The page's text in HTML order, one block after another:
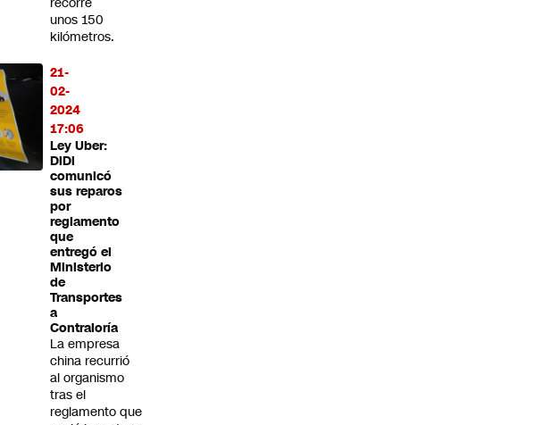
unos 150
kilómetros.
21-
02-
2024
17:06
Ley Uber:
DiDi
comunicó
sus reparos
por
reglamento
que
entregó el
Ministerio
de
Transportes
a
Contraloría
La empresa
china recurrió
al organismo
tras el
reglamento que